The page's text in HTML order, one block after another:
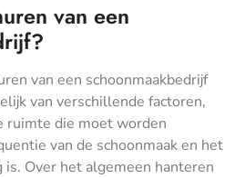
van een
van een schoonmaakbedrijf
van verschillende factoren,
ruimte die moet worden
van de schoonmaak en het
Over het algemeen hanteren